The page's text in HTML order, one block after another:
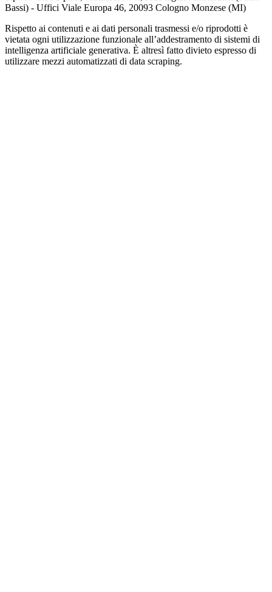
Bassi) - Uffici Viale Europa 46, 20093 Cologno Monzese (MI)
Rispetto ai contenuti e ai dati personali trasmessi e/o riprodotti è
vietata ogni utilizzazione funzionale all’addestramento di sistemi di
intelligenza artificiale generativa. È altresì fatto divieto espresso di
utilizzare mezzi automatizzati di data scraping.